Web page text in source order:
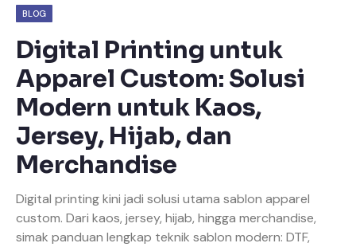
BLOG
Digital Printing untuk
Apparel Custom: Solusi
Modern untuk Kaos,
Jersey, Hijab, dan
Merchandise
Digital printing kini jadi solusi utama sablon apparel
custom. Dari kaos, jersey, hijab, hingga merchandise,
simak panduan lengkap teknik sablon modern: DTF,